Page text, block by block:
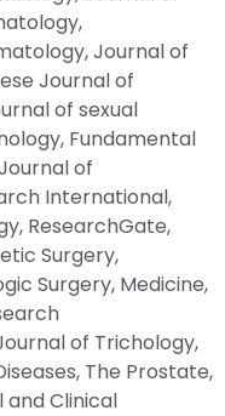
Journal of
Journal of
of sexual
Fundamental
of
International,
ResearchGate,
Surgery,
Surgery, Medicine,
of Trichology,
The Prostate,
Clinical